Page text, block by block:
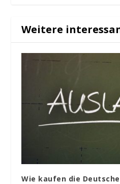
Weitere
Wie kaufen die